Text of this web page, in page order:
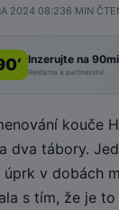
2024 08:236 MIN
Inzerujte na
Reklama a partnerství
kouče
dva tábory.
v dobách
s tím, že je